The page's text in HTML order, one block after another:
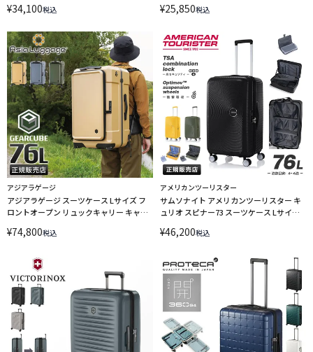
キャリーケース LINECPN
¥34,100税込 ¥25,850税込
アジアラゲージ
アジアラゲージ スーツケース Lサイズ フ
ロントオープン リュックキャリー キャリ
GEARCUBE GC-25 キャリーケース
¥74,800税込
アメリカンツーリスター
サムソナイト アメリカンツーリスター キ
ュリオ スピナー73 スーツケース Lサイズ
リーケース LINECPN
¥46,200税込